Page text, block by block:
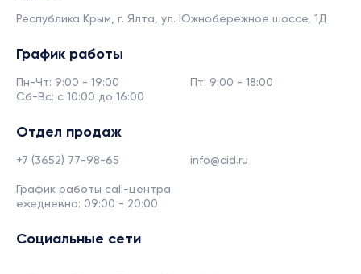
Республика Крым, г. Ялта, ул. Южнобережное шоссе, 1Д
График работы
Пн-Чт: 9:00 - 19:00
Пт: 9:00 - 18:00
Сб-Вс: с 10:00 до 16:00
Отдел продаж
+7 (3652) 77-98-65 info@cid.ru
График работы call-центра
ежедневно: 09:00 - 20:00
Социальные сети